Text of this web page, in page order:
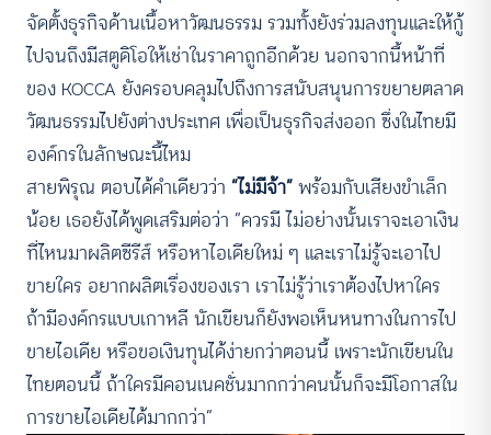
จัดตั้งธุรกิจด้านเนื้อหาวัฒนธรรม รวมทั้งยังร่วมลงทุนและให้กู้
ไปจนถึงมีสตูดิโอให้เช่าในราคาถูกอีกด้วย นอกจากนี้หน้าที่
ของ KOCCA ยังครอบคลุมไปถึงการสนับสนุนการขยายตลาด
วัฒนธรรมไปยังต่างประเทศ เพื่อเป็นธุรกิจส่งออก ซึ่งในไทยมี
องค์กรในลักษณะนี้ไหม
สายพิรุณ ตอบได้คำเดียวว่า “ไม่มีจ้า”พร้อมกับเสียงขำเล็ก
น้อย เธอยังได้พูดเสริมต่อว่า “ควรมี ไม่อย่างนั้นเราจะเอาเงิน
ที่ไหนมาผลิตซีรีส์ หรือหาไอเดียใหม่ ๆ และเราไม่รู้จะเอาไป
ขายใคร อยากผลิตเรื่องของเรา เราไม่รู้ว่าเราต้องไปหาใคร
ถ้ามีองค์กรแบบเกาหลี นักเขียนก็ยังพอเห็นหนทางในการไป
ขายไอเดีย หรือขอเงินทุนได้ง่ายกว่าตอนนี้ เพราะนักเขียนใน
ไทยตอนนี้ ถ้าใครมีคอนเนคชั่นมากกว่าคนนั้นก็จะมีโอกาสใน
การขายไอเดียได้มากกว่า”